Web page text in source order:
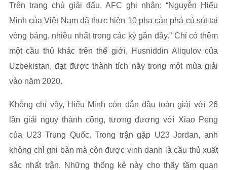
Trên trang chủ giải đấu, AFC ghi nhận: “Nguyễn Hiểu
Minh của Việt Nam đã thực hiện 10 pha cản phá cú sút tại
vòng bảng, nhiều nhất trong các kỳ gần đây.” Chỉ có thêm
một cầu thủ khác trên thế giới, Husniddin Aliqulov của
Uzbekistan, đạt được thành tích này trong một mùa giải
vào năm 2020.
Không chỉ vậy, Hiểu Minh còn dẫn đầu toàn giải với 26
lần giải nguy thành công, tương đương với Xiao Peng
của U23 Trung Quốc. Trong trận gặp U23 Jordan, anh
không chỉ ghi bàn mà còn được vinh danh là cầu thủ xuất
sắc nhất trận. Những thống kê này cho thấy tầm quan